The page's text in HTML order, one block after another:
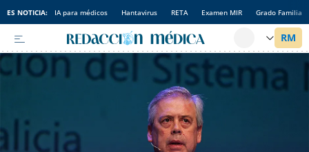
ES NOTICIA: IA para médicos Hantavirus RETA Examen MIR Grado Familia